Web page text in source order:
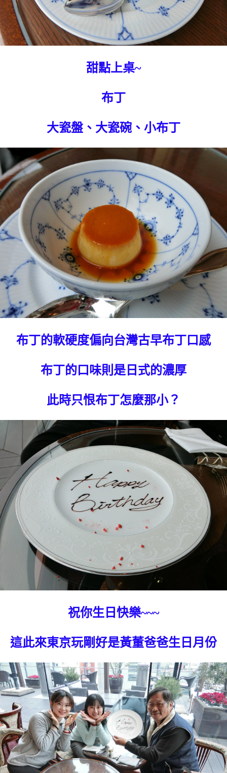
甜點上桌~
布丁
大瓷盤、大瓷碗、小布丁
布丁的軟硬度偏向台灣古早布丁口感
布丁的口味則是日式的濃厚
此時只恨布丁怎麼那小？
祝你生日快樂~~~
這此來東京玩剛好是黃董爸爸生日月份